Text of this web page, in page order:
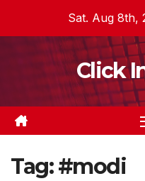
Sat. Aug 8th,
Click
Tag:#modi